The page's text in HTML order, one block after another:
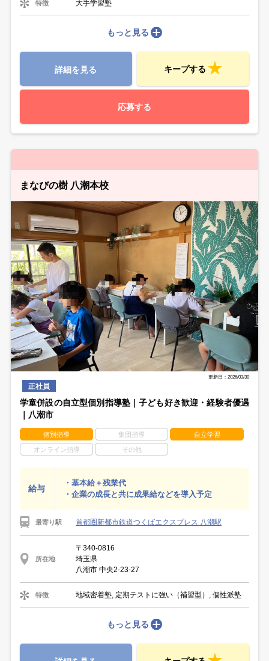
特徴 大手学習塾
もっと見る
詳細を見る キープする
応募する
まなびの樹 八潮本校
更新日：2026/03/30
正社員
学童併設の自立型個別指導塾｜子ども好き歓迎・経験者優遇
｜八潮市
個別指導 集団指導 自立学習
オンライン指導 その他
給与
・基本給＋残業代
・企業の成長と共に成果給などを導入予定
最寄り駅 首都圏新都市鉄道つくばエクスプレス 八潮駅
所在地
〒340-0816
埼玉県
八潮市 中央2-23-27
特徴 地域密着塾, 定期テストに強い（補習型）, 個性派塾
もっと見る